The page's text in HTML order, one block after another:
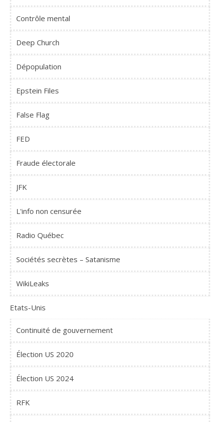
Contrôle mental
Deep Church
Dépopulation
Epstein Files
False Flag
FED
Fraude électorale
JFK
L'info non censurée
Radio Québec
Sociétés secrètes – Satanisme
WikiLeaks
Etats-Unis
Continuité de gouvernement
Élection US 2020
Élection US 2024
RFK